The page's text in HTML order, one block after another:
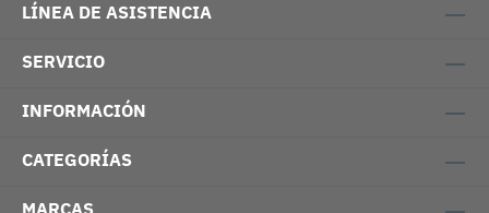
LÍNEA DE ASISTENCIA
SERVICIO
INFORMACIÓN
CATEGORÍAS